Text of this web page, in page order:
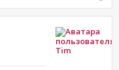
Tim